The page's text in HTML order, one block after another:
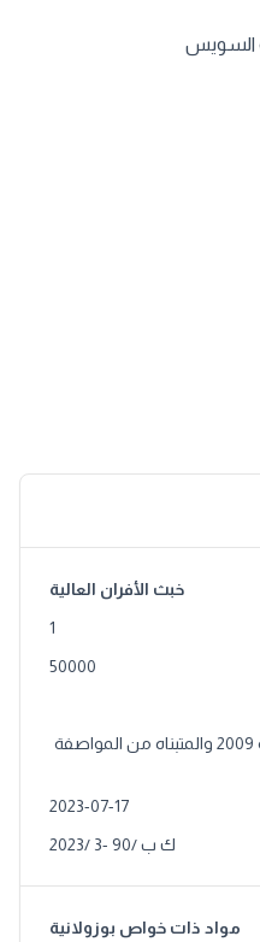
السويس
خبث الأفران العالية
1
50000
م ق م 7095-1 لسنة 2009 والمتبناه من المواصفة
2023-07-17
ك ب /90 -3 /2023
مواد ذات خواص بوزولانية